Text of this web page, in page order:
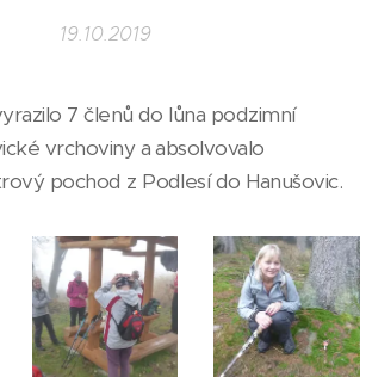
19.10.2019
7 členů do lůna podzimní
vrchoviny a absolvovalo
pochod z Podlesí do Hanušovic.